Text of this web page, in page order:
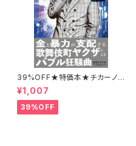
39%OFF★特価本★チカーノK
EI 歌舞伎町バブル編 KEI
¥1,007
39%OFF